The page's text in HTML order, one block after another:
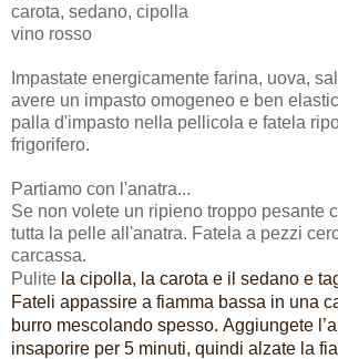
carota, sedano, cipolla
vino rosso
Impastate energicamente farina, uova,
avere un impasto omogeneo e ben
palla d'impasto nella pellicola e fatela
frigorifero.
Partiamo con l'anatra...
Se non volete un ripieno troppo pesante
tutta la pelle all'anatra. Fatela a pezzi
carcassa.
Pulite la cipolla, la carota e il sedano e
Fateli appassire a fiamma bassa in una
burro mescolando spesso. Aggiungete
insaporire per 5 minuti, quindi alzate la